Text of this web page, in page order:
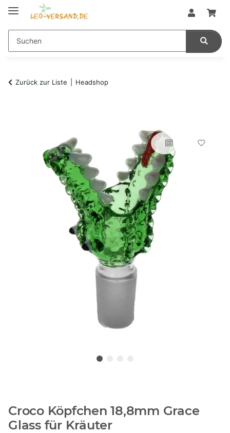
Zurück zur Liste Headshop
Croco Köpfchen 18,8mm Grace
Glass für Kräuter